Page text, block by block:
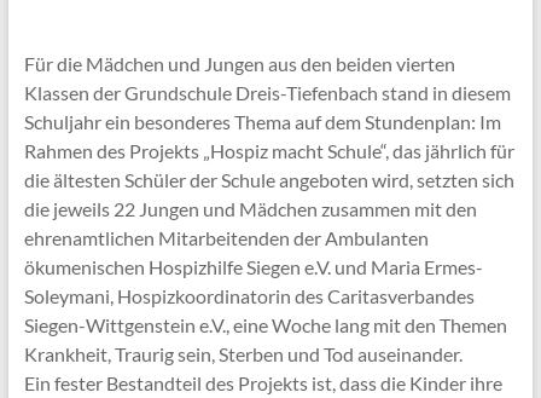
Für die Mädchen und Jungen aus den beiden vierten
Klassen der Grundschule Dreis-Tiefenbach stand in diesem
Schuljahr ein besonderes Thema auf dem Stundenplan: Im
Rahmen des Projekts „Hospiz macht Schule“, das jährlich für
die ältesten Schüler der Schule angeboten wird, setzten sich
die jeweils 22 Jungen und Mädchen zusammen mit den
ehrenamtlichen Mitarbeitenden der Ambulanten
ökumenischen Hospizhilfe Siegen e.V. und Maria Ermes-
Soleymani, Hospizkoordinatorin des Caritasverbandes
Siegen-Wittgenstein e.V., eine Woche lang mit den Themen
Krankheit, Traurig sein, Sterben und Tod auseinander.
Ein fester Bestandteil des Projekts ist, dass die Kinder ihre